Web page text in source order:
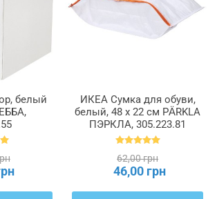
белый
ИКЕА Сумка для обуви,
белый, 48 x 22 см PÄRKLA
ПЭРКЛА, 305.223.81
62,00 грн
46,00 грн